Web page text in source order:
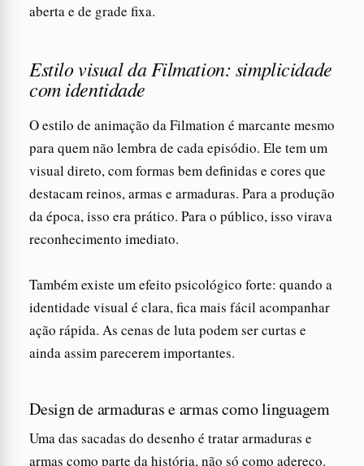
aberta e de grade fixa.
Estilo visual da Filmation: simplicidade
com identidade
O estilo de animação da Filmation é marcante mesmo
para quem não lembra de cada episódio. Ele tem um
visual direto, com formas bem definidas e cores que
destacam reinos, armas e armaduras. Para a produção
da época, isso era prático. Para o público, isso virava
reconhecimento imediato.
Também existe um efeito psicológico forte: quando a
identidade visual é clara, fica mais fácil acompanhar
ação rápida. As cenas de luta podem ser curtas e
ainda assim parecerem importantes.
Design de armaduras e armas como linguagem
Uma das sacadas do desenho é tratar armaduras e
armas como parte da história, não só como adereço.